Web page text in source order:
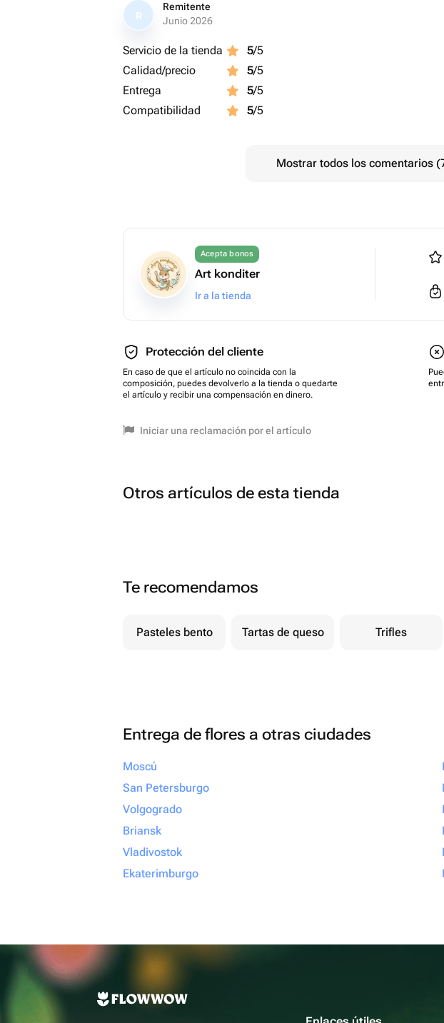
R
Remitente
Junio 2026
Servicio de la tienda 5/5
Calidad/precio
5/5
Entrega
5/5
Compatibilidad
5/5
Mostrar todos los comentarios
Acepta bonos
Art konditer
Ir a la tienda
Protección del cliente
En caso de que el artículo no coincida con la
composición, puedes devolverlo a la tienda o quedarte
el artículo y recibir una compensación en dinero.
Iniciar una reclamación por el artículo
Otros artículos de esta tienda
Te recomendamos
Pasteles bento Tartas de queso Trifles
Entrega de flores a otras ciudades
Moscú
San Petersburgo
Volgogrado
Briansk
Vladivostok
Ekaterimburgo